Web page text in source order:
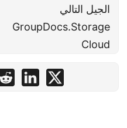
الجيل التالي
GroupDocs.Storage
Cloud